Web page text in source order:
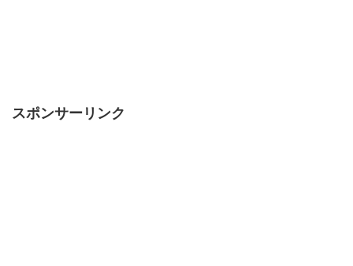
スポンサーリンク